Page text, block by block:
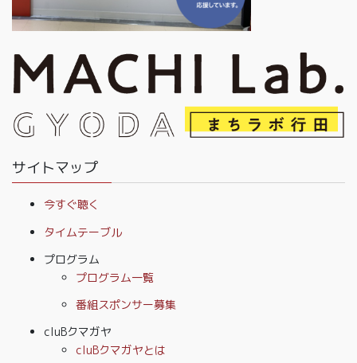
サイトマップ
今すぐ聴く
タイムテーブル
プログラム
プログラム一覧
番組スポンサー募集
cluBクマガヤ
cluBクマガヤとは